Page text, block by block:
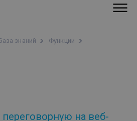
платежи
знаний
Функции
переговорную на веб-